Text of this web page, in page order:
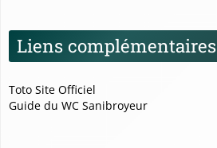
Liens complémentaires
Toto Site Officiel
Guide du WC Sanibroyeur